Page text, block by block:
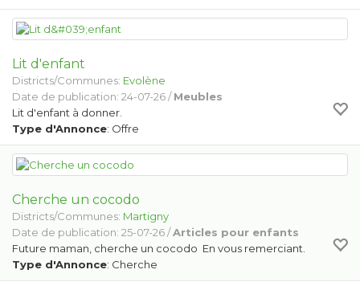
Lit d'enfant
Districts/Communes: Evolène
Date de publication: 24-07-26 /Meubles
Lit d'enfant à donner.
Type d'Annonce: Offre
Cherche un cocodo
Districts/Communes: Martigny
Date de publication: 25-07-26 /Articles pour enfants
Future maman, cherche un cocodo En vous remerciant.
Type d'Annonce: Cherche